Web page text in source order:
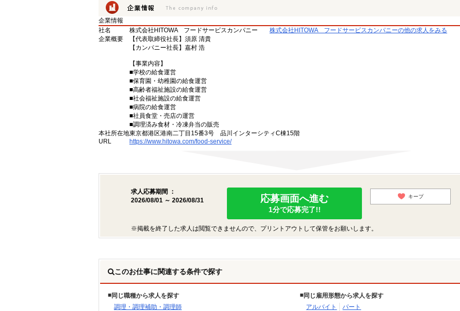
企業情報
社名
株式会社HITOWA フードサービスカンパニー
株式会社HITOWA フードサービスカンパニーの他の求人をみる
企業概要
【代表取締役社長】須原 清貴
【カンパニー社長】嘉村 浩
【事業内容】
■学校の給食運営
■保育園・幼稚園の給食運営
■高齢者福祉施設の給食運営
■社会福祉施設の給食運営
■病院の給食運営
■社員食堂・売店の運営
■調理済み食材・冷凍弁当の販売
本社所在地東京都港区港南二丁目15番3号 品川インターシティC棟15階
URL
https://www.hitowa.com/food-service/
求人応募期間 ：
2026/08/01 ～ 2026/08/31
応募画面へ進む
1分で応募完了!!
キープ
※掲載を終了した求人は閲覧できませんので、プリントアウトして保管をお願いします。
このお仕事に関連する条件で探す
同じ職種から求人を探す
調理・調理補助・調理師
同じ雇用形態から求人を探す
アルバイト
パート